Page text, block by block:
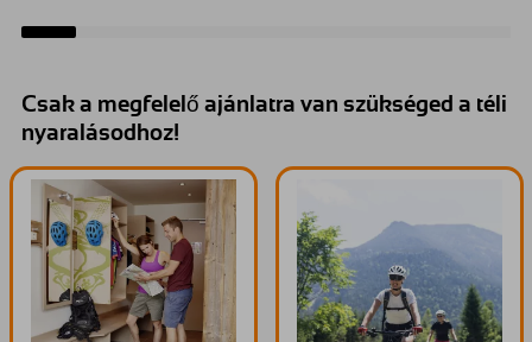
Csak a megfelelő ajánlatra van szükséged a téli
nyaralásodhoz!